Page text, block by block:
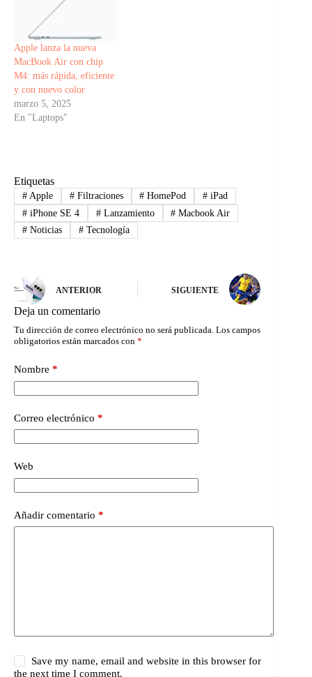
Apple lanza la nueva
MacBook Air con chip
M4: más rápida, eficiente
y con nuevo color
marzo 5, 2025
En "Laptops"
Etiquetas
#Apple #Filtraciones # HomePod # iPad
#iPhone SE 4 #Lanzamiento # Macbook Air
#Noticias #Tecnología
ANTERIOR SIGUIENTE
Deja un comentario
Tu dirección de correo electrónico no será publicada. Los campos
obligatorios están marcados con *
Nombre *
Correo electrónico *
Web
Añadir comentario *
Save my name, email and website in this browser for
the next time I comment.